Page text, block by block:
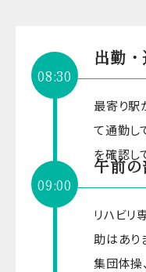
08:30
出勤
最寄り駅
て通勤し
を確認し
09:00
午前の
リハビリ
助はあり
集団体操